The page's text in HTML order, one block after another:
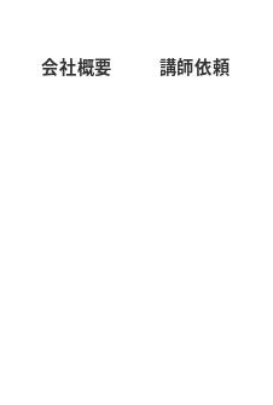
会社概要 講師依頼